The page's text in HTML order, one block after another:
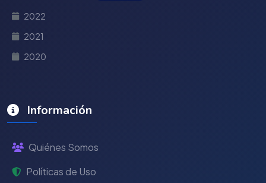
2022
2021
2020
Información
Quiénes Somos
Políticas de Uso